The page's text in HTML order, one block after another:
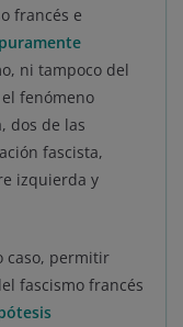
francés e
ni tampoco del
fenómeno
dos de las
fascista,
izquierda y
caso, permitir
fascismo francés